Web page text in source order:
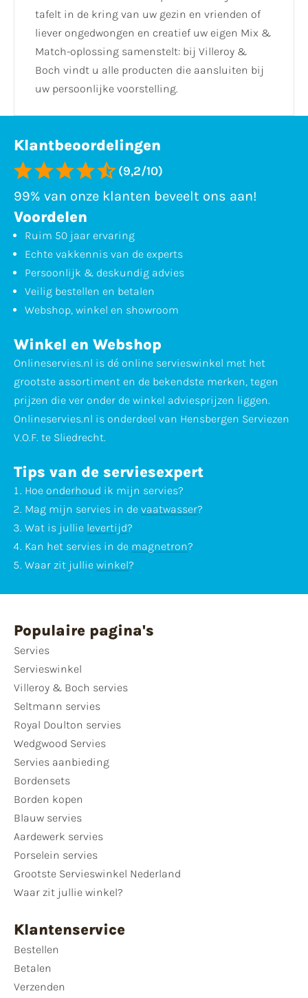
tafelt in de kring van uw gezin en vrienden of
liever ongedwongen en creatief uw eigen Mix &
Match-oplossing samenstelt: bij Villeroy &
Boch vindt u alle producten die aansluiten bij
uw persoonlijke voorstelling.
Klantbeoordelingen
(9,2/10)
99% van onze klanten beveelt ons aan!
Voordelen
Ruim 50 jaar ervaring
Echte vakkennis van de experts
Persoonlijk & deskundig advies
Veilig bestellen en betalen
Webshop, winkel en showroom
Winkel en Webshop
Onlineservies.nl is dé online servieswinkel met het
grootste assortiment en de bekendste merken, tegen
prijzen die ver onder de winkel adviesprijzen liggen.
Onlineservies.nl is onderdeel van Hensbergen Serviezen
V.O.F. te Sliedrecht.
Tips van de serviesexpert
Hoe onderhoud ik mijn servies?
Mag mijn servies in de vaatwasser?
Wat is jullie levertijd?
Kan het servies in de magnetron?
Waar zit jullie winkel?
Populaire pagina's
Servies
Servieswinkel
Villeroy & Boch servies
Seltmann servies
Royal Doulton servies
Wedgwood Servies
Servies aanbieding
Bordensets
Borden kopen
Blauw servies
Aardewerk servies
Porselein servies
Grootste Servieswinkel Nederland
Waar zit jullie winkel?
Klantenservice
Bestellen
Betalen
Verzenden